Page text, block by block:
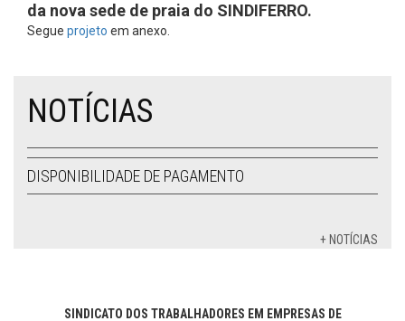
da nova sede de praia do SINDIFERRO.
Segue projeto em anexo.
NOTÍCIAS
DISPONIBILIDADE DE PAGAMENTO
+ NOTÍCIAS
SINDICATO DOS TRABALHADORES EM EMPRESAS DE